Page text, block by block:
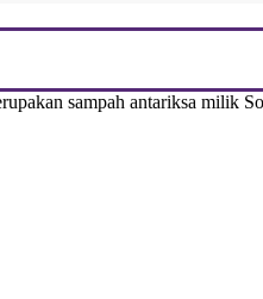
sampah antariksa milik